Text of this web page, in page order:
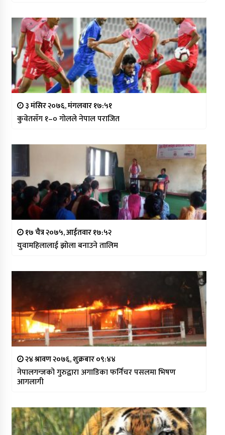
३ मंसिर २०७६, मंगलवार १७:५१
कुवेतसँग १–० गोलले नेपाल पराजित
१७ चैत्र २०७५, आईतवार १७:५२
युवामहिलालाई झोला बनाउने तालिम
२४ श्रावण २०७६, शुक्रबार ०९:४४
नेपालगन्जको गुरुद्वारा अगाडिका फर्निचर पसलमा भिषण
आगलागी